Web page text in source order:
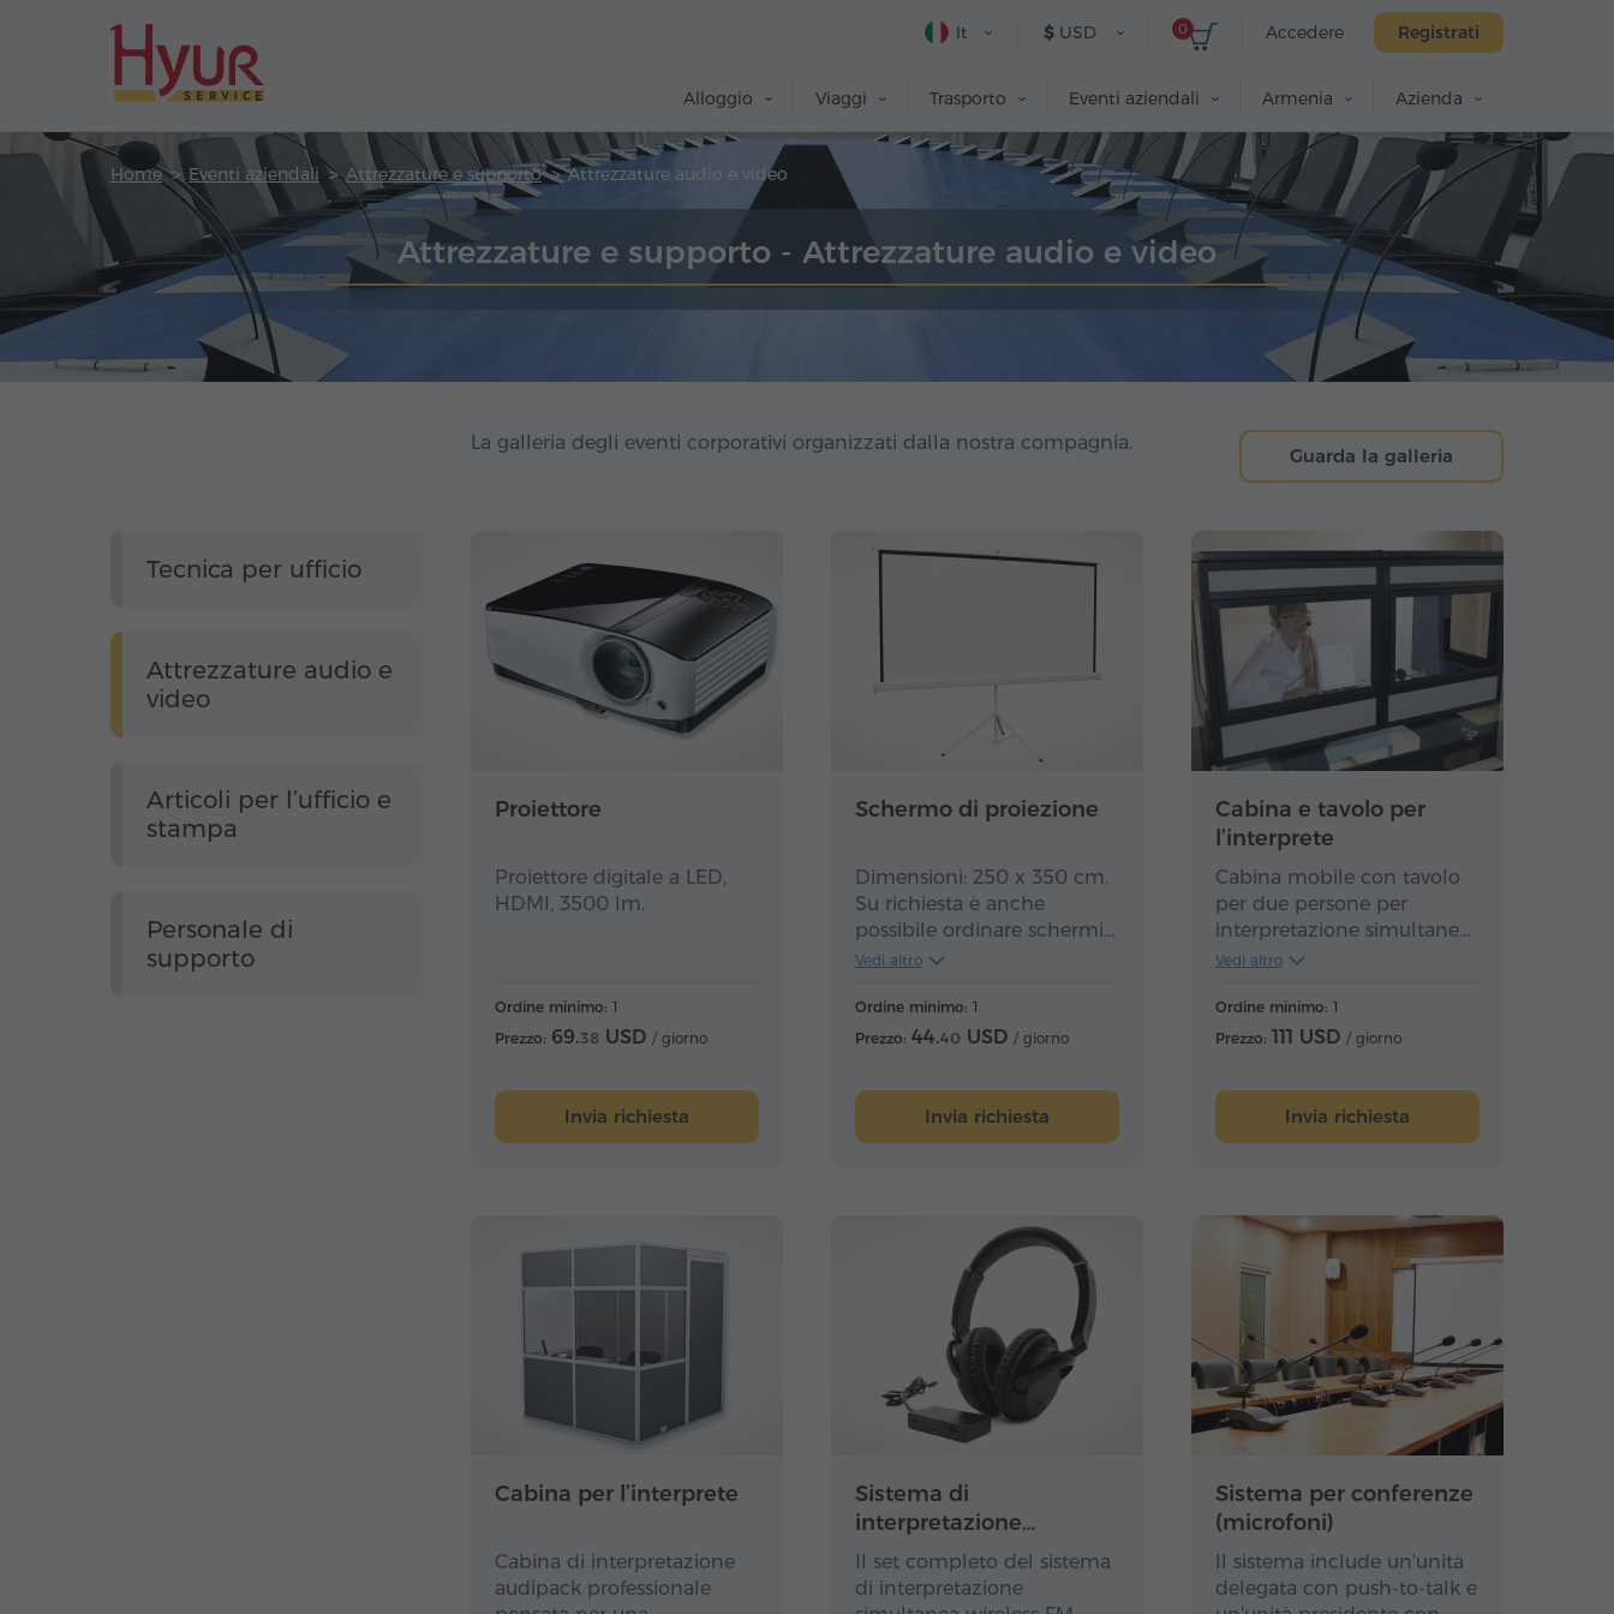
Accedere Registrati
0
$ USD
It
Alloggio Viaggi Trasporto Eventi aziendali Armenia Azienda
Home Eventi aziendali Attrezzature e supporto Attrezzature audio e video
Attrezzature e supporto - Attrezzature audio e video
La galleria degli eventi corporativi organizzati dalla nostra compagnia.
Guarda la galleria
Tecnica per ufficio
Attrezzature audio e
video
Articoli per l’ufficio e
stampa
Personale di
supporto
Proiettore
Proiettore digitale a LED,
HDMI, 3500 lm.
Ordine minimo: 1
Prezzo: 69.38 USD / giorno
Invia richiesta
Schermo di proiezione
Dimensioni: 250 x 350 cm.
Su richiesta è anche
possibile ordinare schermi
di altre dimensioni.
Vedi altro
Ordine minimo: 1
Prezzo: 44.40 USD / giorno
Invia richiesta
Cabina e tavolo per
l’interprete
Cabina mobile con tavolo
per due persone per
interpretazione simultanea.
Durante conferenze e
utilizzato per fornire una
comunicazione audio visiva
tra partecipanti e interpreti.
(dimensioni: 120 x 60 x 60
cm).
Vedi altro
Ordine minimo: 1
Prezzo: 111 USD / giorno
Invia richiesta
Cabina per l’interprete
Cabina di interpretazione
audipack professionale
Sistema di
interpretazione…
Il set completo del sistema
di interpretazione
Sistema per conferenze
(microfoni)
Il sistema include un'unità
delegata con push-to-talk e